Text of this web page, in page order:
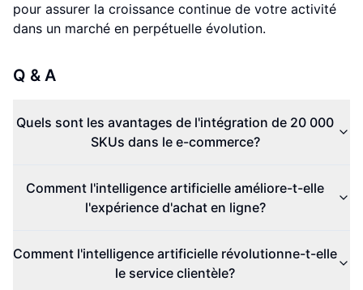
pour assurer la croissance continue de votre activité
dans un marché en perpétuelle évolution.
Q & A
Quels sont les avantages de l'intégration de 20 000
SKUs dans le e-commerce?
Comment l'intelligence artificielle améliore-t-elle
l'expérience d'achat en ligne?
Comment l'intelligence artificielle révolutionne-t-elle
le service clientèle?